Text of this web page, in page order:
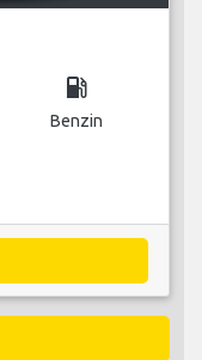
local_gas_station
Benzin